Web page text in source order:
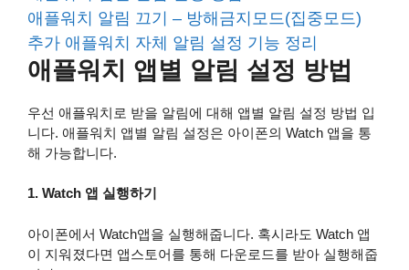
애플워치 알림 끄기 – 방해금지모드(집중모드)
추가 애플워치 자체 알림 설정 기능 정리
애플워치 앱별 알림 설정 방법
우선 애플워치로 받을 알림에 대해 앱별 알림 설정 방법 입
니다. 애플워치 앱별 알림 설정은 아이폰의 Watch 앱을 통
해 가능합니다.
1. Watch 앱 실행하기
아이폰에서 Watch앱을 실행해줍니다. 혹시라도 Watch 앱
이 지워졌다면 앱스토어를 통해 다운로드를 받아 실행해줍